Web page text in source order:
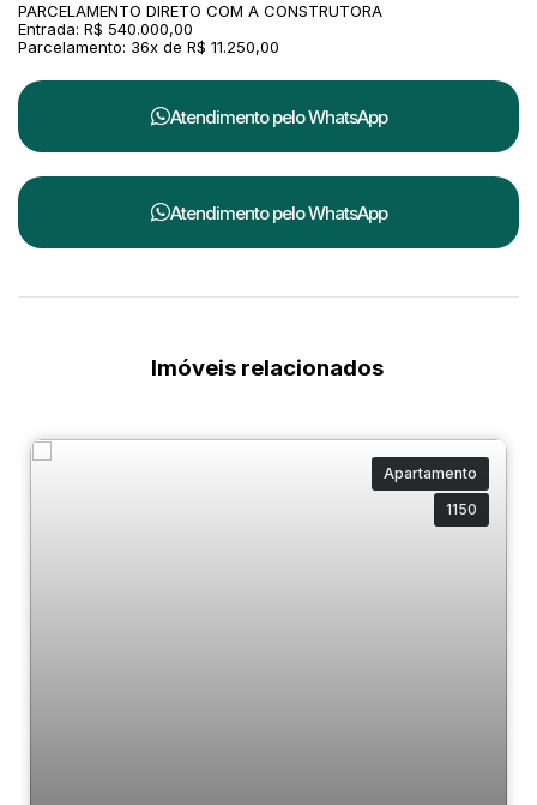
PARCELAMENTO DIRETO COM A CONSTRUTORA
Entrada: R$ 540.000,00
Parcelamento: 36x de R$ 11.250,00
Atendimento peloWhatsApp
Atendimento peloWhatsApp
Imóveis relacionados
Apartamento
1150